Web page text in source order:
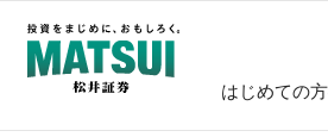
はじめての